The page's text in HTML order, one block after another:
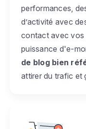
performances,
d’activité avec
contact avec vos
puissance d'e-
de blog bien
attirer du trafic et